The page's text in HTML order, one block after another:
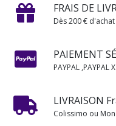
FRAIS DE
Dès 200 €
PAIEMENT
PAYPAL ,PAYPAL
LIVRAISON
Colissimo ou